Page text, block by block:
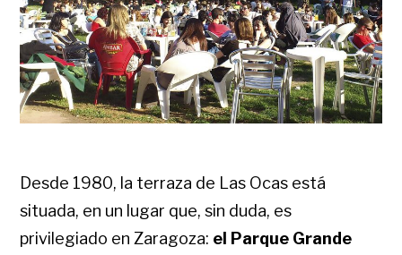
Desde 1980, la terraza de Las Ocas está
situada, en un lugar que, sin duda, es
privilegiado en Zaragoza: el Parque Grande